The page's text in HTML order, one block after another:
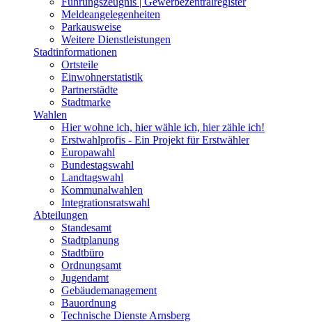
Meldeangelegenheiten
Parkausweise
Weitere Dienstleistungen
Stadtinformationen
Ortsteile
Einwohnerstatistik
Partnerstädte
Stadtmarke
Wahlen
Hier wohne ich, hier wähle ich, hier zähle ich!
Erstwahlprofis - Ein Projekt für Erstwähler
Europawahl
Bundestagswahl
Landtagswahl
Kommunalwahlen
Integrationsratswahl
Abteilungen
Standesamt
Stadtplanung
Stadtbüro
Ordnungsamt
Jugendamt
Gebäudemanagement
Bauordnung
Technische Dienste Arnsberg